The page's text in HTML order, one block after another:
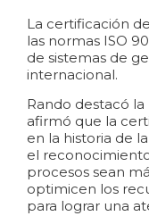
La certificación
las normas ISO
de sistemas de
internacional.
Rando destacó
afirmó que la
en la historia de
el
procesos sean
optimicen los
para lograr una